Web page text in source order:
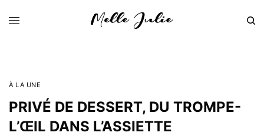
À LA UNE
PRIVÉ DE DESSERT, DU TROMPE-
L’ŒIL DANS L’ASSIETTE